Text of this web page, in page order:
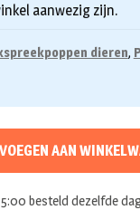
aanwezig zijn.
dieren,
AAN
besteld dezelfde